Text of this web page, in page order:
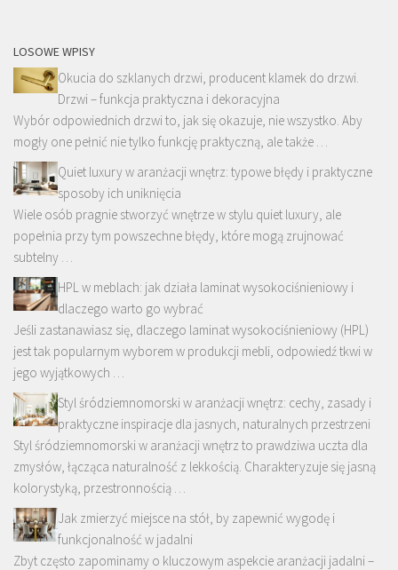
LOSOWE WPISY
Okucia do szklanych drzwi, producent klamek do drzwi.
Drzwi – funkcja praktyczna i dekoracyjna
Wybór odpowiednich drzwi to, jak się okazuje, nie wszystko. Aby
mogły one pełnić nie tylko funkcję praktyczną, ale także …
Quiet luxury w aranżacji wnętrz: typowe błędy i praktyczne
sposoby ich uniknięcia
Wiele osób pragnie stworzyć wnętrze w stylu quiet luxury, ale
popełnia przy tym powszechne błędy, które mogą zrujnować
subtelny …
HPL w meblach: jak działa laminat wysokociśnieniowy i
dlaczego warto go wybrać
Jeśli zastanawiasz się, dlaczego laminat wysokociśnieniowy (HPL)
jest tak popularnym wyborem w produkcji mebli, odpowiedź tkwi w
jego wyjątkowych …
Styl śródziemnomorski w aranżacji wnętrz: cechy, zasady i
praktyczne inspiracje dla jasnych, naturalnych przestrzeni
Styl śródziemnomorski w aranżacji wnętrz to prawdziwa uczta dla
zmysłów, łącząca naturalność z lekkością. Charakteryzuje się jasną
kolorystyką, przestronnością …
Jak zmierzyć miejsce na stół, by zapewnić wygodę i
funkcjonalność w jadalni
Zbyt często zapominamy o kluczowym aspekcie aranżacji jadalni –